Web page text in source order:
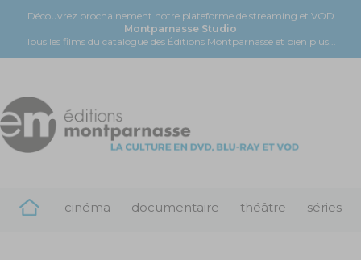
Découvrez prochainement notre plateforme de streaming et VOD
Montparnasse Studio
Tous les films du catalogue des Éditions Montparnasse et bien plus...
cinéma documentaire théâtre séries